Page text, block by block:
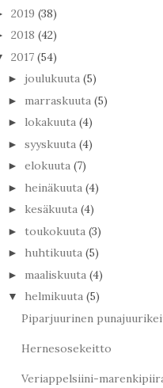
2019 (38)
2018 (42)
2017 (54)
► joulukuuta (5)
► marraskuuta (5)
► lokakuuta (4)
► syyskuuta (4)
► elokuuta (7)
► heinäkuuta (4)
► kesäkuuta (4)
► toukokuuta (3)
► huhtikuuta (5)
► maaliskuuta (4)
▼ helmikuuta (5)
Piparjuurinen
Hernesosekeitto
Veriappelsiini-